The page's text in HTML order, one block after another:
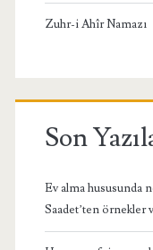
Zuhr-i Ahîr Namazı
Son
Ev alma hususunda
Saadet’ten örnekler